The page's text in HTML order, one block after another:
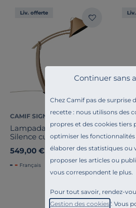
Chez Camif pas de surprise
recette : nous utilisons des
propres et des cookies tiers
optimiser les fonctionnalités
élaborer des statistiques ou
proposer les articles ou
vous correspondent le plus.
Pour tout savoir, rendez-
Gestion des cookies". Vous
Continuer sans
Liv. offerte
CAMIF SIGNATURE
Lampadaire réglable
Silence cuir beige
549,00 €
Français
Voir tout